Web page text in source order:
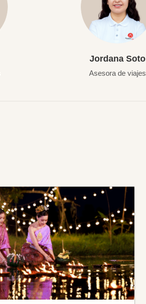
Jordana Soto
Asesora de viajes